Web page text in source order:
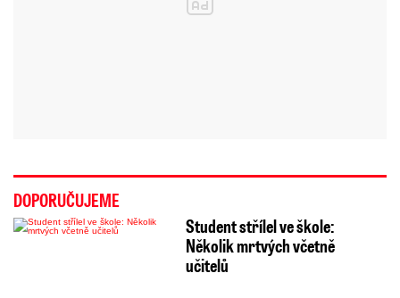
DOPORUČUJEME
Student střílel ve škole:
Několik mrtvých včetně
učitelů